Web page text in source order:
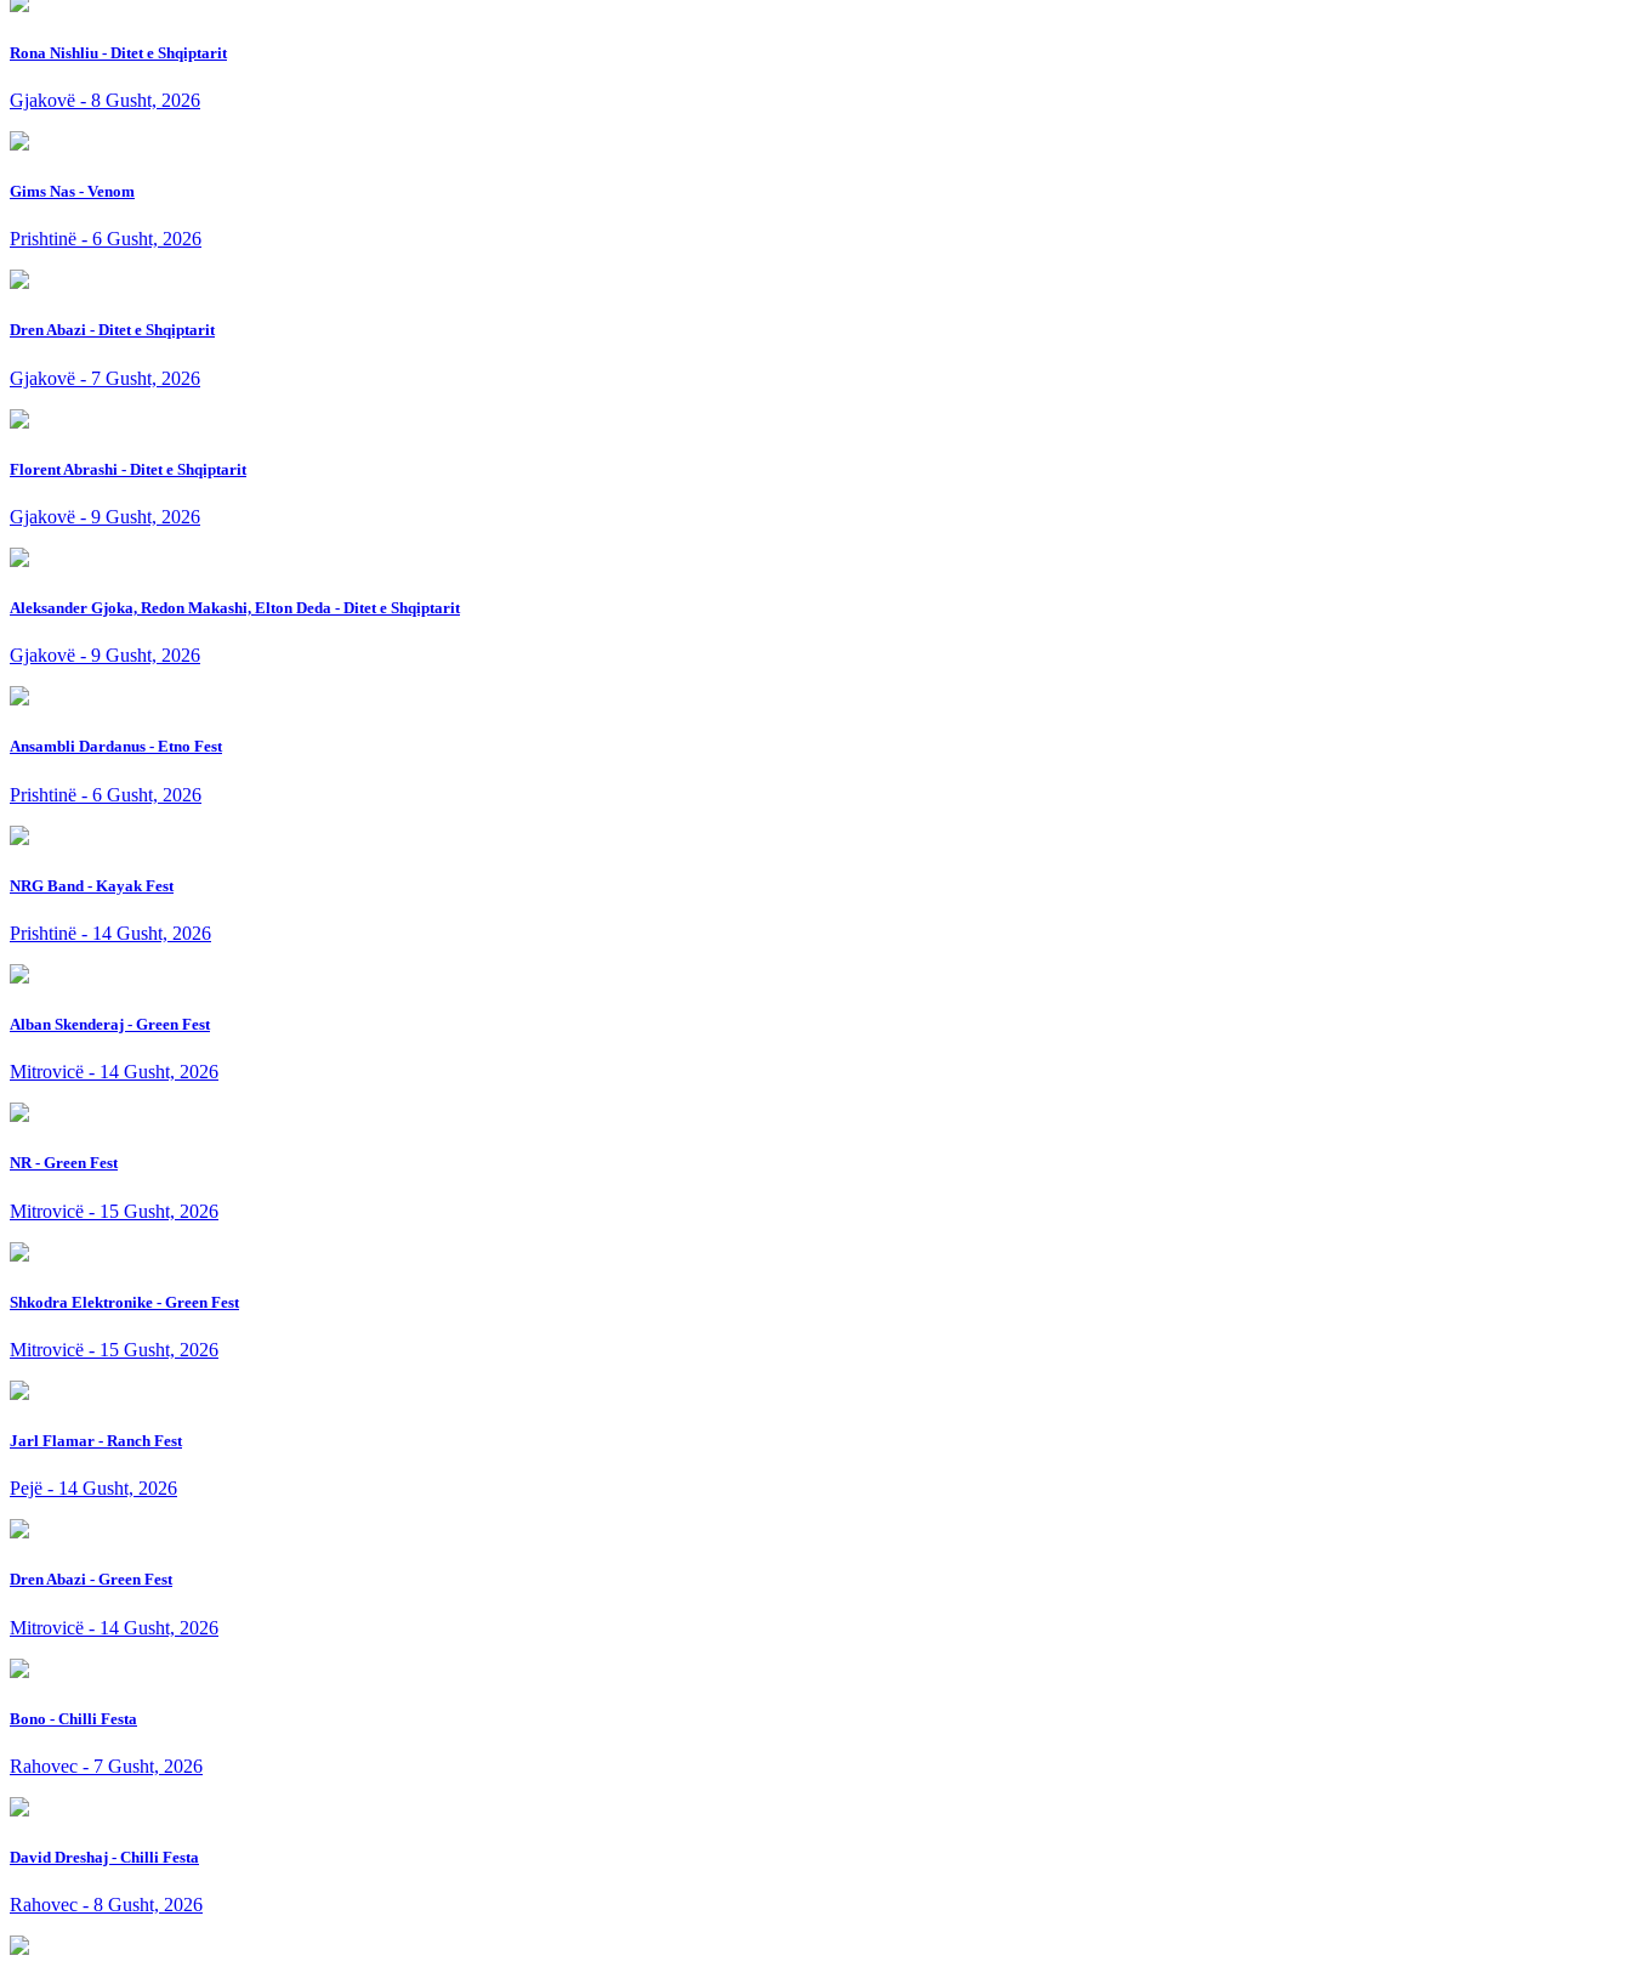
Rona Nishliu - Ditet e Shqiptarit
Gjakovë - 8 Gusht, 2026
Gims Nas - Venom
Prishtinë - 6 Gusht, 2026
Dren Abazi - Ditet e Shqiptarit
Gjakovë - 7 Gusht, 2026
Florent Abrashi - Ditet e Shqiptarit
Gjakovë - 9 Gusht, 2026
Aleksander Gjoka, Redon Makashi, Elton Deda - Ditet e Shqiptarit
Gjakovë - 9 Gusht, 2026
Ansambli Dardanus - Etno Fest
Prishtinë - 6 Gusht, 2026
NRG Band - Kayak Fest
Prishtinë - 14 Gusht, 2026
Alban Skenderaj - Green Fest
Mitrovicë - 14 Gusht, 2026
NR - Green Fest
Mitrovicë - 15 Gusht, 2026
Shkodra Elektronike - Green Fest
Mitrovicë - 15 Gusht, 2026
Jarl Flamar - Ranch Fest
Pejë - 14 Gusht, 2026
Dren Abazi - Green Fest
Mitrovicë - 14 Gusht, 2026
Bono - Chilli Festa
Rahovec - 7 Gusht, 2026
David Dreshaj - Chilli Festa
Rahovec - 8 Gusht, 2026